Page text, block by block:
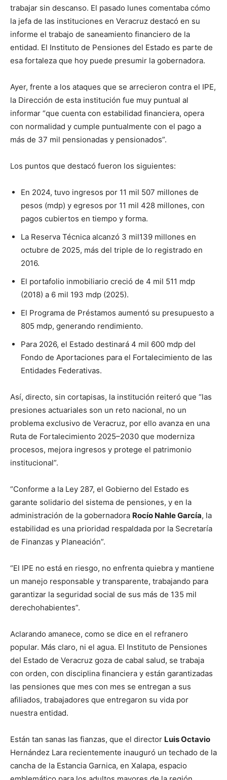
trabajar sin descanso. El pasado lunes comentaba cómo
la jefa de las instituciones en Veracruz destacó en su
informe el trabajo de saneamiento financiero de la
entidad. El Instituto de Pensiones del Estado es parte de
esa fortaleza que hoy puede presumir la gobernadora.
Ayer, frente a los ataques que se arrecieron contra el IPE,
la Dirección de esta institución fue muy puntual al
informar “que cuenta con estabilidad financiera, opera
con normalidad y cumple puntualmente con el pago a
más de 37 mil pensionadas y pensionados”.
Los puntos que destacó fueron los siguientes:
En 2024, tuvo ingresos por 11 mil 507 millones de
pesos (mdp) y egresos por 11 mil 428 millones, con
pagos cubiertos en tiempo y forma.
La Reserva Técnica alcanzó 3 mil139 millones en
octubre de 2025, más del triple de lo registrado en
2016.
El portafolio inmobiliario creció de 4 mil 511 mdp
(2018) a 6 mil 193 mdp (2025).
El Programa de Préstamos aumentó su presupuesto a
805 mdp, generando rendimiento.
Para 2026, el Estado destinará 4 mil 600 mdp del
Fondo de Aportaciones para el Fortalecimiento de las
Entidades Federativas.
Así, directo, sin cortapisas, la institución reiteró que “las
presiones actuariales son un reto nacional, no un
problema exclusivo de Veracruz, por ello avanza en una
Ruta de Fortalecimiento 2025–2030 que moderniza
procesos, mejora ingresos y protege el patrimonio
institucional”.
“Conforme a la Ley 287, el Gobierno del Estado es
garante solidario del sistema de pensiones, y en la
administración de la gobernadora Rocío Nahle García, la
estabilidad es una prioridad respaldada por la Secretaría
de Finanzas y Planeación”.
“El IPE no está en riesgo, no enfrenta quiebra y mantiene
un manejo responsable y transparente, trabajando para
garantizar la seguridad social de sus más de 135 mil
derechohabientes”.
Aclarando amanece, como se dice en el refranero
popular. Más claro, ni el agua. El Instituto de Pensiones
del Estado de Veracruz goza de cabal salud, se trabaja
con orden, con disciplina financiera y están garantizadas
las pensiones que mes con mes se entregan a sus
afiliados, trabajadores que entregaron su vida por
nuestra entidad.
Están tan sanas las fianzas, que el director Luis Octavio
Hernández Lara recientemente inauguró un techado de la
cancha de la Estancia Garnica, en Xalapa, espacio